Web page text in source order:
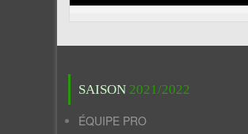
SAISON 2021/2022
ÉQUIPE PRO